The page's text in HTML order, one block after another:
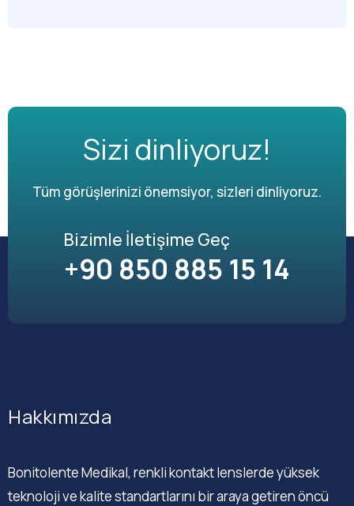
Sizi dinliyoruz!
Tüm görüşlerinizi önemsiyor, sizleri dinliyoruz.
Bizimle İletişime Geç
+90 850 885 15 14
Hakkımızda
Bonitolente Medikal, renkli kontakt lenslerde yüksek
teknoloji ve kalite standartlarını bir araya getiren öncü